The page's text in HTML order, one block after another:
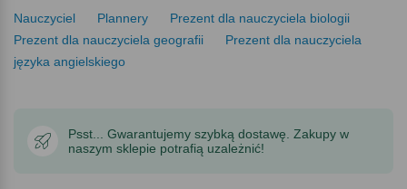
Nauczyciel Plannery
Prezent dla nauczyciela biologii
Prezent dla nauczyciela geografii
Prezent dla nauczyciela
języka angielskiego
Psst... Gwarantujemy szybką dostawę. Zakupy w
naszym sklepie potrafią uzależnić!